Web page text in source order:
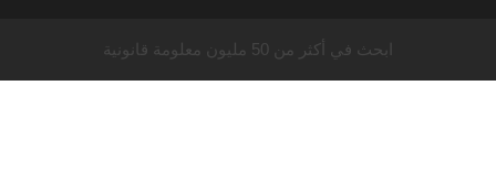
ابحث في أكثر من 50 مليون معلومة قانونية